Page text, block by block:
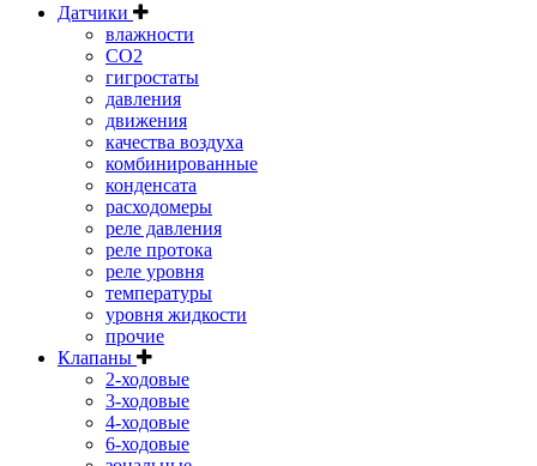
Датчики
влажности
CO2
гигростаты
давления
движения
качества воздуха
комбинированные
конденсата
расходомеры
реле давления
реле протока
реле уровня
температуры
уровня жидкости
прочие
Клапаны
2-ходовые
3-ходовые
4-ходовые
6-ходовые